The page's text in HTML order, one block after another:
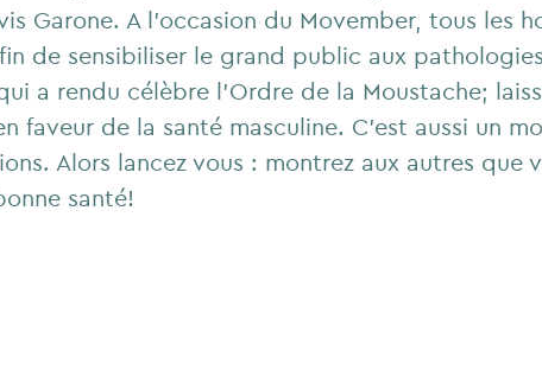
Garone. A l'occasion du Movember, tous les
de sensibiliser le grand public aux
a rendu célèbre l’Ordre de la Moustache;
de la santé masculine. C’est aussi un
Alors lancez vous : montrez aux autres que
santé!